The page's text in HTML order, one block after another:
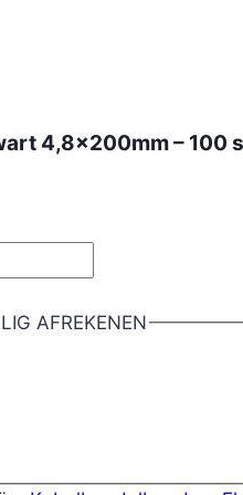
4,8x200mm – 100
AFREKENEN